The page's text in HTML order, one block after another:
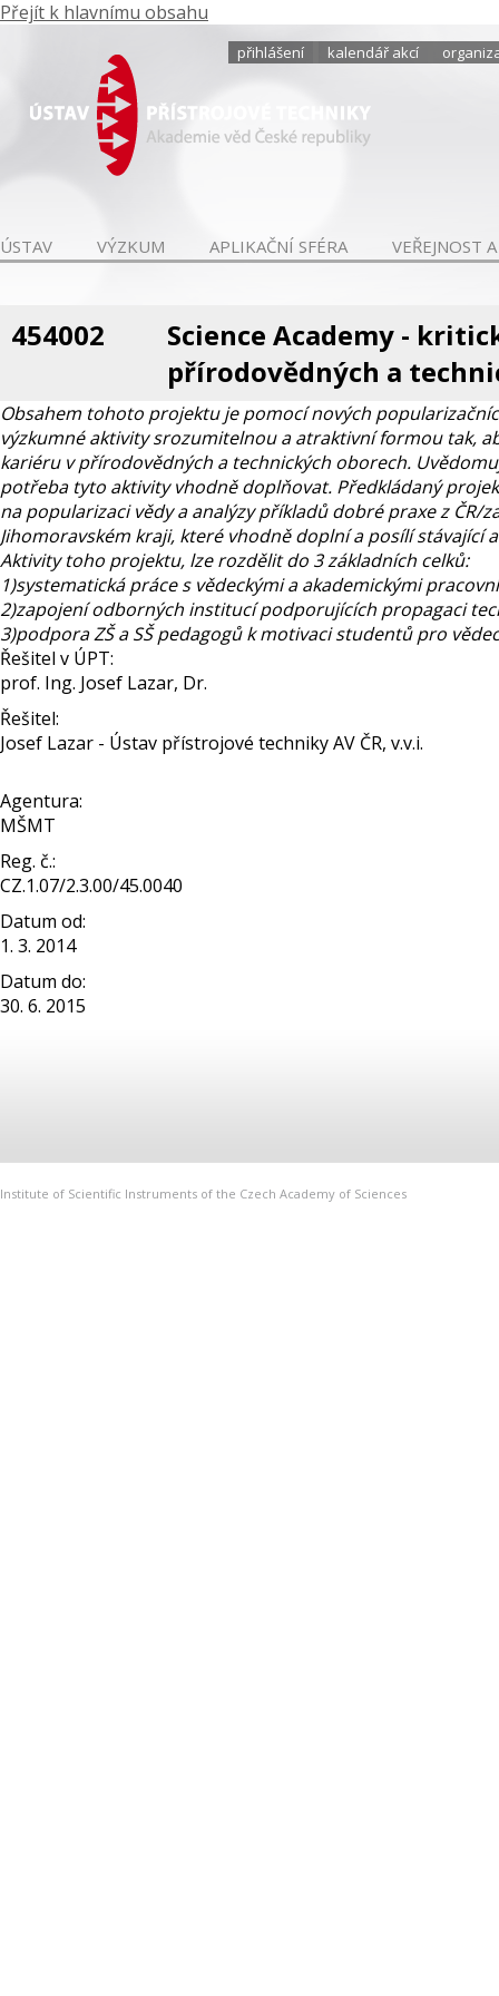
Přejít k hlavnímu obsahu
přihlášení kalendář akcí
ÚSTAV VÝZKUM APLIKAČNÍ SFÉRA VEŘEJNOST
454002
Science Academy -
přírodovědných a
Obsahem tohoto projektu je pomocí nových
výzkumné aktivity srozumitelnou a atraktivní formou tak,
kariéru v přírodovědných a technických oborech.
potřeba tyto aktivity vhodně doplňovat. Předkládaný
na popularizaci vědy a analýzy příkladů dobré praxe z
Jihomoravském kraji, které vhodně doplní a posílí stávající
Aktivity toho projektu, lze rozdělit do 3 základních celků:
1)systematická práce s vědeckými a akademickými
2)zapojení odborných institucí podporujících propagaci
3)podpora ZŠ a SŠ pedagogů k motivaci studentů pro
Řešitel v ÚPT:
prof. Ing. Josef Lazar, Dr.
Řešitel:
Josef Lazar - Ústav přístrojové techniky AV ČR, v.v.i.
Agentura:
MŠMT
Reg. č.:
CZ.1.07/2.3.00/45.0040
Datum od:
1. 3. 2014
Datum do:
30. 6. 2015
Institute of Scientific Instruments of the Czech Academy of Sciences